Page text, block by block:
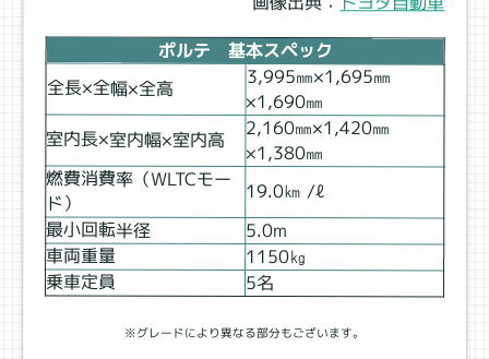
ポルテ 基本スペック
全長×全幅×全高 3,995㎜×1,695㎜
×1,690㎜
室内長×室内幅×室内高 2,160㎜×1,420㎜
×1,380㎜
燃費消費率（WLTCモー
ド）
19.0㎞ /ℓ
最小回転半径 5.0ⅿ
車両重量 1150㎏
乗車定員 5名
※グレードにより異なる部分もございます。